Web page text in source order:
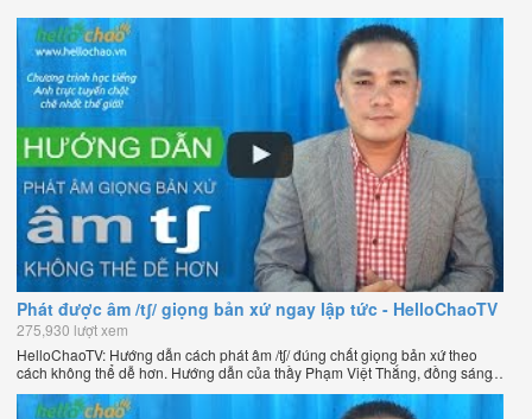
Phát được âm /tʃ/ giọng bản xứ ngay lập tức - HelloChaoTV
275,930 lượt xem
HelloChaoTV: Hướng dẫn cách phát âm /tʃ/ đúng chất giọng bản xứ theo
cách không thể dễ hơn. Hướng dẫn của thầy Phạm Việt Thắng, đồng sáng
lập HelloChao.vn - Chương trình dạy tiếng Anh trực tuyến chặt chẽ nhất
thế giới.